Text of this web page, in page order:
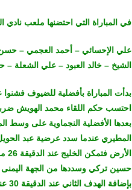
في المباراة التي احتضنها ملعب نادي
علي الإحسائي – أحمد العجمي –
الشيخ – خالد العبود – علي الشعلة
بدأت المباراة بأفضلية للضيوف
احتسب حكم اللقاء محمد الهويش
المطيري عندما سدد عرضية عبد
حسين تركي وسددها من الجهة